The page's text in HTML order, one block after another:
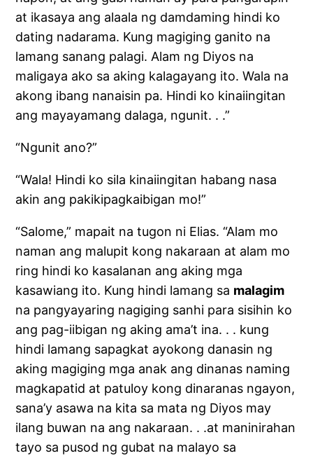
at ikasaya ang alaala ng damdaming hindi ko
dating nadarama. Kung magiging ganito na
lamang sanang palagi. Alam ng Diyos na
maligaya ako sa aking kalagayang ito. Wala na
akong ibang nanaisin pa. Hindi ko kinaiingitan
ang mayayamang dalaga, ngunit. . .”
“Ngunit ano?”
“Wala! Hindi ko sila kinaiingitan habang nasa
akin ang pakikipagkaibigan mo!”
“Salome,” mapait na tugon ni Elias. “Alam mo
naman ang malupit kong nakaraan at alam mo
ring hindi ko kasalanan ang aking mga
kasawiang ito. Kung hindi lamang sa malagim
na pangyayaring nagiging sanhi para sisihin ko
ang pag-iibigan ng aking ama’t ina. . . kung
hindi lamang sapagkat ayokong danasin ng
aking magiging mga anak ang dinanas naming
magkapatid at patuloy kong dinaranas ngayon,
sana’y asawa na kita sa mata ng Diyos may
ilang buwan na ang nakaraan. . .at maninirahan
tayo sa pusod ng gubat na malayo sa